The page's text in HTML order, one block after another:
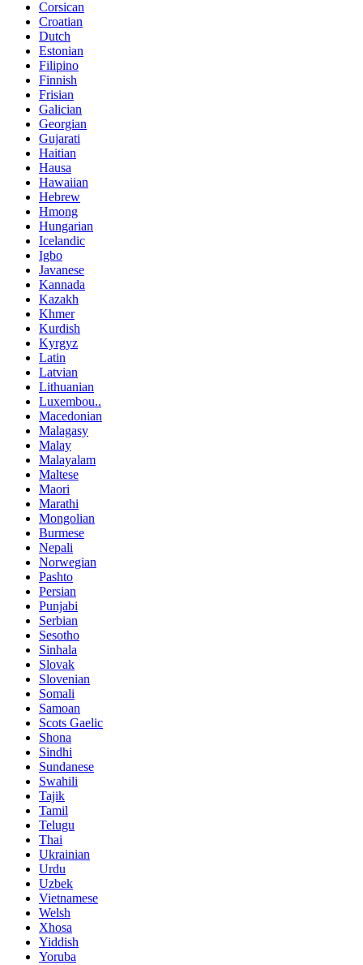
Corsican
Croatian
Dutch
Estonian
Filipino
Finnish
Frisian
Galician
Georgian
Gujarati
Haitian
Hausa
Hawaiian
Hebrew
Hmong
Hungarian
Icelandic
Igbo
Javanese
Kannada
Kazakh
Khmer
Kurdish
Kyrgyz
Latin
Latvian
Lithuanian
Luxembou..
Macedonian
Malagasy
Malay
Malayalam
Maltese
Maori
Marathi
Mongolian
Burmese
Nepali
Norwegian
Pashto
Persian
Punjabi
Serbian
Sesotho
Sinhala
Slovak
Slovenian
Somali
Samoan
Scots Gaelic
Shona
Sindhi
Sundanese
Swahili
Tajik
Tamil
Telugu
Thai
Ukrainian
Urdu
Uzbek
Vietnamese
Welsh
Xhosa
Yiddish
Yoruba